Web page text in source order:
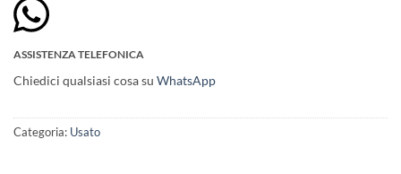
ASSISTENZA TELEFONICA
Chiedici qualsiasi cosa su WhatsApp
Categoria: Usato